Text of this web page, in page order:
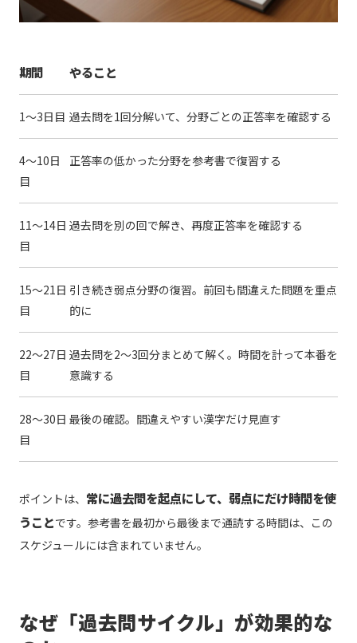
期間 やること
1〜3日目 過去問を1回分解いて、分野ごとの正答率を確認する
4〜10日
目
正答率の低かった分野を参考書で復習する
11〜14日
目
過去問を別の回で解き、再度正答率を確認する
15〜21日
目
引き続き弱点分野の復習。前回も間違えた問題を重点
的に
22〜27日
目
過去問を2〜3回分まとめて解く。時間を計って本番を
意識する
28〜30日
目
最後の確認。間違えやすい漢字だけ見直す
ポイントは、 常に過去問を起点にして、弱点にだけ時間を使
うことです。参考書を最初から最後まで通読する時間は、この
スケジュールには含まれていません。
なぜ「過去問サイクル」が効果的な